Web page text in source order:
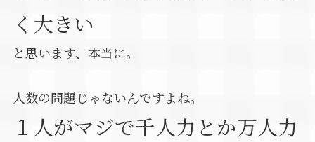
く大きい
と思います、本当に。
人数の問題じゃないんですよね。
１人がマジで千人力とか万人力